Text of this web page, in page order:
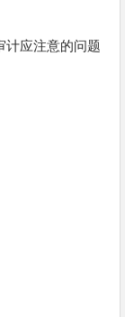
计应注意的问题